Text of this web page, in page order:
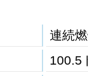
連続
100.5